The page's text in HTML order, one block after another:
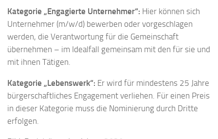
Kategorie „Engagierte Unternehmer“: Hier können sich
Unternehmer (m/w/d) bewerben oder vorgeschlagen
werden, die Verantwortung für die Gemeinschaft
übernehmen – im Idealfall gemeinsam mit den für sie und
mit ihnen Tätigen.
Kategorie „Lebenswerk“: Er wird für mindestens 25 Jahre
bürgerschaftliches Engagement verliehen. Für einen Preis
in dieser Kategorie muss die Nominierung durch Dritte
erfolgen.